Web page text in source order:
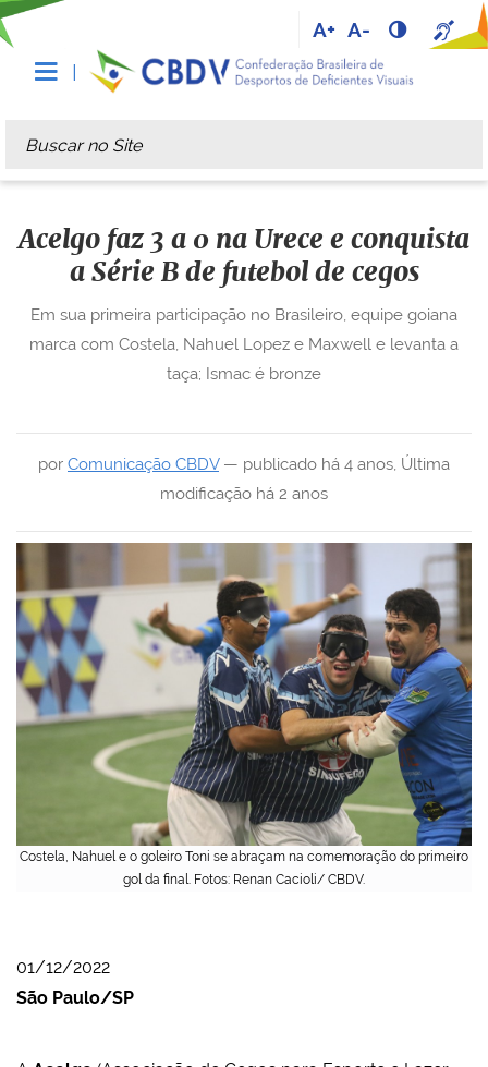
A+ A-
Busca
Busca Avançada…
Costela, Nahuel e o goleiro Toni se abraçam na comemoração do primeiro
gol da final. Fotos: Renan Cacioli/ CBDV.
Acelgo faz 3 a 0 na Urece e conquista
a Série B de futebol de cegos
por Comunicação CBDV— publicado há 4 anos, Última
modificação há 2 anos
Em sua primeira participação no Brasileiro, equipe goiana
marca com Costela, Nahuel Lopez e Maxwell e levanta a
taça; Ismac é bronze
01/12/2022
São Paulo/SP